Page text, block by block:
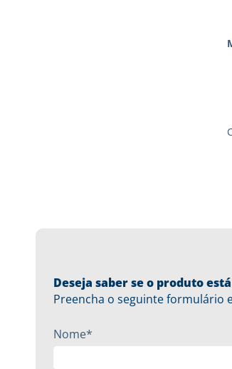
Deseja saber se o produto
Preencha o seguinte formulário
Nome*